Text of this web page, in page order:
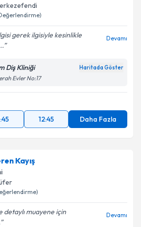
gerek ilgisiyle kesinlikle
Devamı
Diş Kliniği Haritada Göster
Evler No:17
12:45 Daha Fazla
Kayış
detaylı muayene için
Devamı